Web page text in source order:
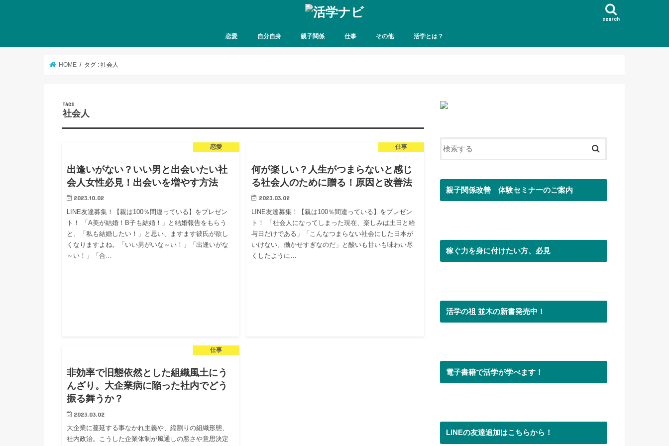
search
恋愛 自分自身 親子関係 仕事 その他 活学とは？
HOME タグ : 社会人
社会人
恋愛
出逢いがない？いい男と出会いたい社
会人女性必見！出会いを増やす方法
2023.10.02
LINE友達募集！【親は100％間違っている】をプレゼン
ト！ 「A美が結婚！B子も結婚！」と結婚報告をもらう
と、「私も結婚したい！」と思い、ますます彼氏が欲し
くなりますよね。「いい男がいな～い！」「出逢いがな
～い！」「合…
仕事
何が楽しい？人生がつまらないと感じ
る社会人のために贈る！原因と改善法
2023.03.02
LINE友達募集！【親は100％間違っている】をプレゼン
ト！ 「社会人になってしまった現在、楽しみは土日と給
与日だけである」「こんなつまらない社会にした日本が
いけない。働かせすぎなのだ」と酸いも甘いも味わい尽
くしたように…
仕事
非効率で旧態依然とした組織風土にう
んざり。大企業病に陥った社内でどう
振る舞うか？
2023.03.02
大企業に蔓延する事なかれ主義や、縦割りの組織形態、
社内政治。こうした企業体制が風通しの悪さや意思決定
親子関係改善 体験セミナーのご案内
稼ぐ力を身に付けたい方、必見
活学の祖 並木の新書発売中！
電子書籍で活学が学べます！
LINEの友達追加はこちらから！